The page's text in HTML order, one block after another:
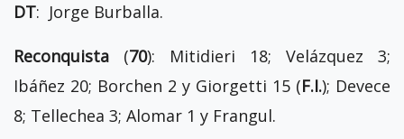
DT: Jorge Burballa.
Reconquista (70): Mitidieri 18; Velázquez 3;
Ibáñez 20; Borchen 2 y Giorgetti 15 (F.I.); Devece
8; Tellechea 3; Alomar 1 y Frangul.